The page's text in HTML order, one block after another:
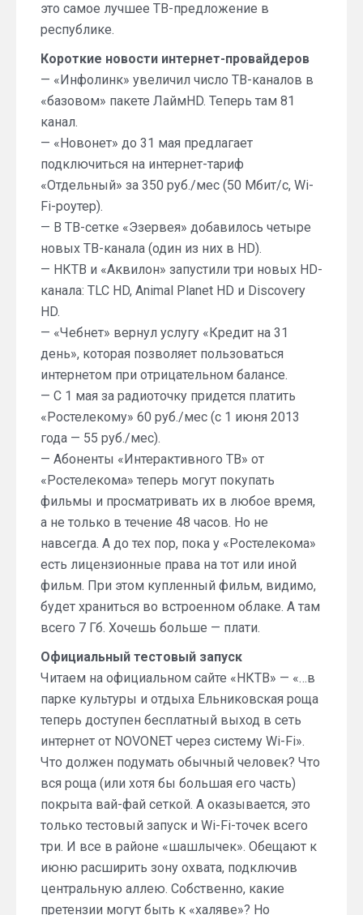
это самое лучшее ТВ-предложение в
республике.
Короткие новости интернет-провайдеров
— «Инфолинк» увеличил число ТВ-каналов в
«базовом» пакете ЛаймHD. Теперь там 81
канал.
— «Новонет» до 31 мая предлагает
подключиться на интернет-тариф
«Отдельный» за 350 руб./мес (50 Мбит/с, Wi-
Fi-роутер).
— В ТВ-сетке «Эзервея» добавилось четыре
новых ТВ-канала (один из них в HD).
— НКТВ и «Аквилон» запустили три новых HD-
канала: TLC HD, Animal Planet HD и Discovery
HD.
— «Чебнет» вернул услугу «Кредит на 31
день», которая позволяет пользоваться
интернетом при отрицательном балансе.
— С 1 мая за радиоточку придется платить
«Ростелекому» 60 руб./мес (с 1 июня 2013
года — 55 руб./мес).
— Абоненты «Интерактивного ТВ» от
«Ростелекома» теперь могут покупать
фильмы и просматривать их в любое время,
а не только в течение 48 часов. Но не
навсегда. А до тех пор, пока у «Ростелекома»
есть лицензионные права на тот или иной
фильм. При этом купленный фильм, видимо,
будет храниться во встроенном облаке. А там
всего 7 Гб. Хочешь больше — плати.
Официальный тестовый запуск
Читаем на официальном сайте «НКТВ» — «…в
парке культуры и отдыха Ельниковская роща
теперь доступен бесплатный выход в сеть
интернет от NOVONET через систему Wi-Fi».
Что должен подумать обычный человек? Что
вся роща (или хотя бы большая его часть)
покрыта вай-фай сеткой. А оказывается, это
только тестовый запуск и Wi-Fi-точек всего
три. И все в районе «шашлычек». Обещают к
июню расширить зону охвата, подключив
центральную аллею. Собственно, какие
претензии могут быть к «халяве»? Но